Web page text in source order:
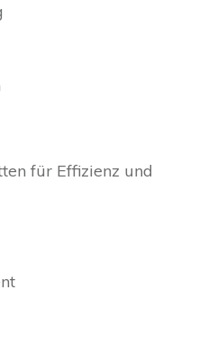
für Effizienz und